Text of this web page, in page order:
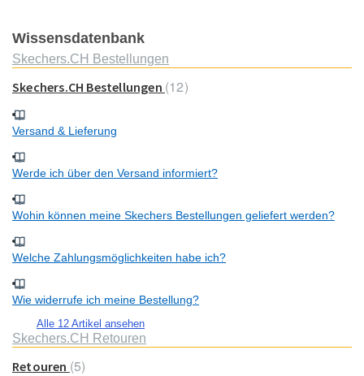
Wissensdatenbank
Skechers.CH Bestellungen
Skechers.CH Bestellungen 12
Versand & Lieferung
Werde ich über den Versand informiert?
Wohin können meine Skechers Bestellungen geliefert werden?
Welche Zahlungsmöglichkeiten habe ich?
Wie widerrufe ich meine Bestellung?
Alle 12 Artikel ansehen
Skechers.CH Retouren
Retouren 5